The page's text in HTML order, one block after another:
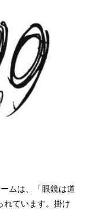
ムは、「眼鏡は道
れています。掛け